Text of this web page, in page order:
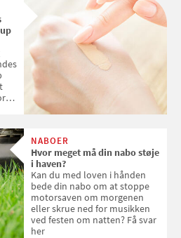
NABOER
Hvor meget må din nabo støje
i haven?
Kan du med loven i hånden
bede din nabo om at stoppe
motorsaven om morgenen
eller skrue ned for musikken
ved festen om natten? Få svar
her